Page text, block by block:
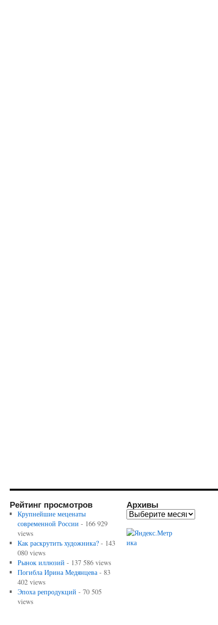
Рейтинг просмотров
Крупнейшие меценаты
современной России - 166 929
views
Как раскрутить художника?- 143
080 views
Рынок иллюзий - 137 586 views
Погибла Ирина Медянцева- 83
402 views
Эпоха репродукций - 70 505
views
Архивы